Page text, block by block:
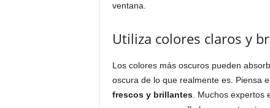
ventana.
Utiliza colores claros y
Los colores más oscuros pueden
oscura de lo que realmente es. Piensa
frescos y brillantes. Muchos expertos